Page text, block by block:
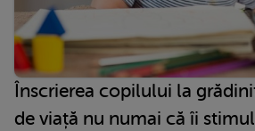
Înscrierea copilului la
de viață nu numai că îi